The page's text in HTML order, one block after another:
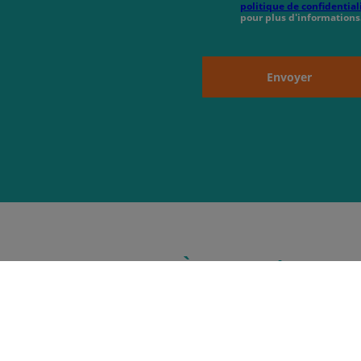
politique de
pour plus
Envoyer
À propos de nous